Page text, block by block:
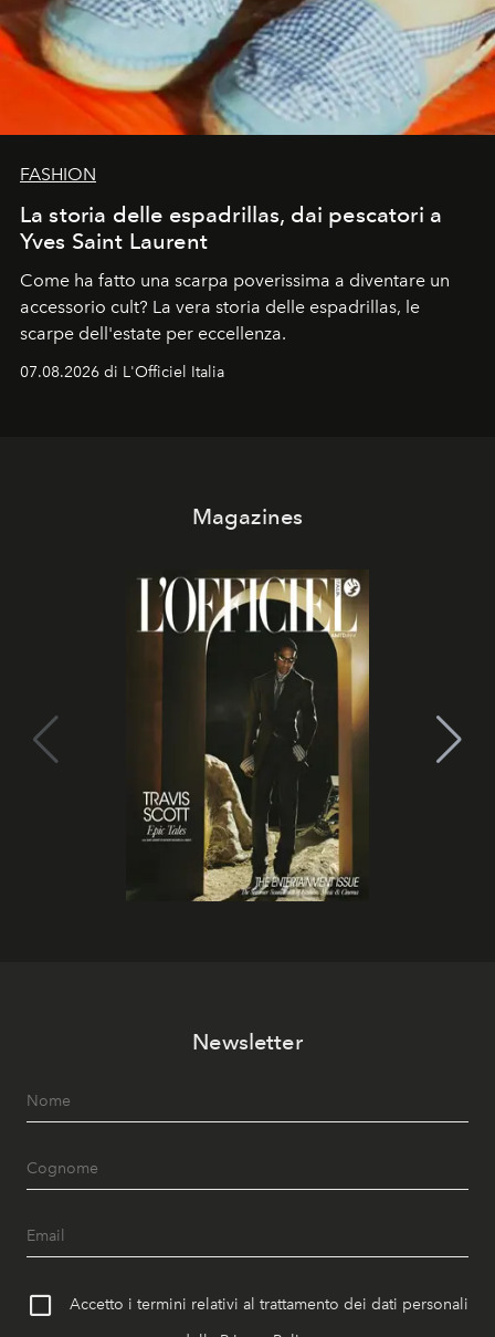
FASHION
La storia delle espadrillas, dai pescatori a
Yves Saint Laurent
Come ha fatto una scarpa poverissima a diventare un
accessorio cult? La vera storia delle espadrillas, le
scarpe dell'estate per eccellenza.
07.08.2026 di L'Officiel Italia
Magazines
Newsletter
Accetto i termini relativi al trattamento dei dati personali